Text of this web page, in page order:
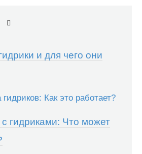
и для чего они
гидриков: Как это работает?
гидриками: Что может